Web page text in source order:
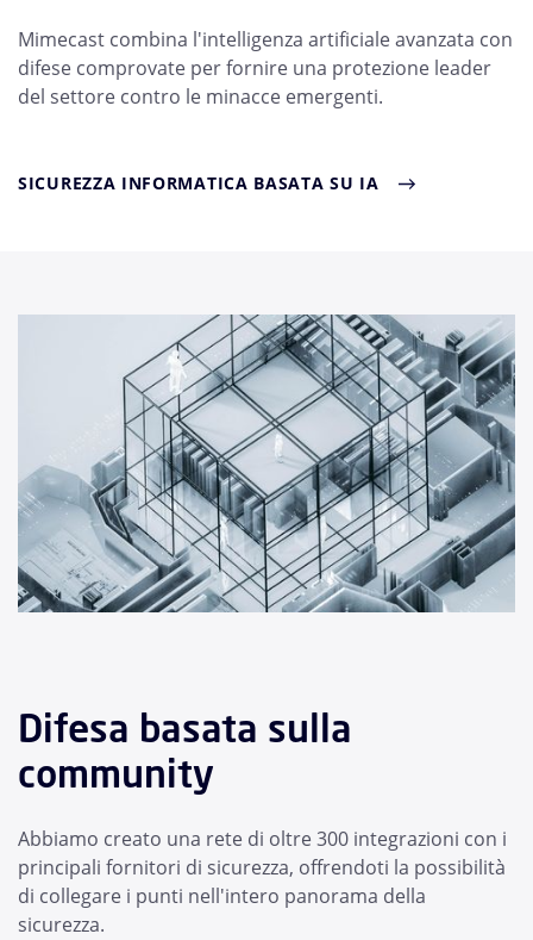
Mimecast combina l'intelligenza artificiale avanzata con
difese comprovate per fornire una protezione leader
del settore contro le minacce emergenti.
SICUREZZA INFORMATICA BASATA SU IA
Difesa basata sulla
community
Abbiamo creato una rete di oltre 300 integrazioni con i
principali fornitori di sicurezza, offrendoti la possibilità
di collegare i punti nell'intero panorama della
sicurezza.